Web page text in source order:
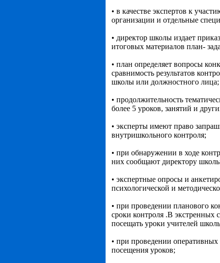
• в качестве экспертов к
организации и отдельные
• директор школы издает
итоговых материалов план-
• план определяет вопросы
сравнимость результатов
школы или должностного лица;
• продолжительность
более 5 уроков, занятий и
• эксперты имеют право
внутришкольного контроля;
• при обнаружении в ходе
них сообщают директору
• экспертные опросы и
психологической и
• при проведении планового
сроки контроля .В экстренных
посещать уроки учителей
• при проведении оперативных
посещения уроков;